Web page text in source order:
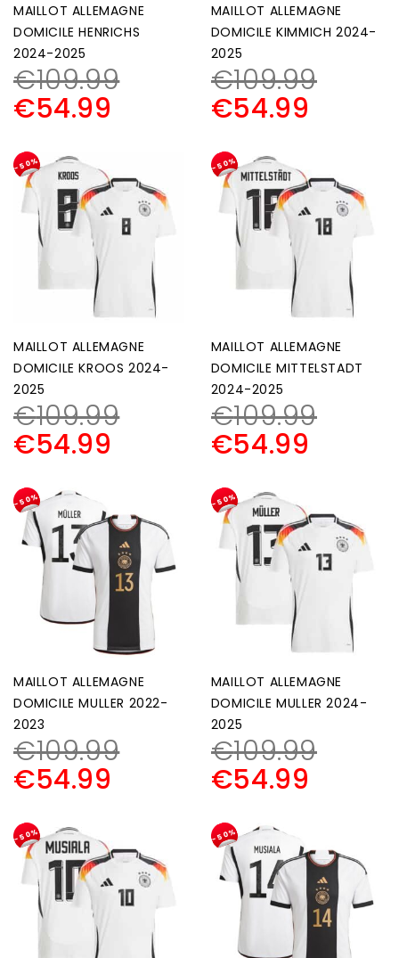
MAILLOT ALLEMAGNE
DOMICILE HENRICHS
2024-2025
€109.99
€54.99
MAILLOT ALLEMAGNE
DOMICILE KIMMICH 2024-
2025
€109.99
€54.99
-50%
MAILLOT ALLEMAGNE
DOMICILE KROOS 2024-
2025
€109.99
€54.99
-50%
MAILLOT ALLEMAGNE
DOMICILE MITTELSTADT
2024-2025
€109.99
€54.99
-50%
MAILLOT ALLEMAGNE
DOMICILE MULLER 2022-
2023
€109.99
€54.99
-50%
MAILLOT ALLEMAGNE
DOMICILE MULLER 2024-
2025
€109.99
€54.99
-50% -50%